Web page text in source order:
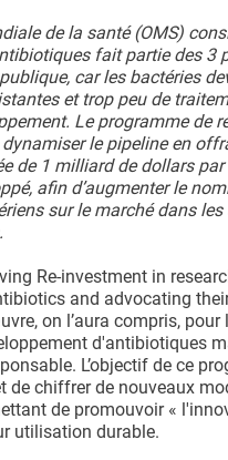
de la santé (OMS)
fait partie des 3
car les bactéries
et trop peu de
Le programme de
dynamiser le pipeline en
de 1 milliard de dollars
afin d’augmenter le
sur le marché dans les
Re-investment in
and advocating
on l’aura compris, pour
d'antibiotiques
L’objectif de ce
de chiffrer de nouveaux
de promouvoir «
utilisation durable.